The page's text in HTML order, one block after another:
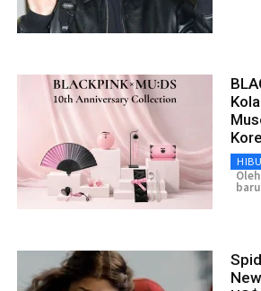
Oleh